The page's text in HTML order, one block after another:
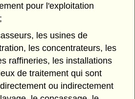
pour l'exploitation
les usines de
les concentrateurs, les
raffineries, les installations
de traitement qui sont
ou indirectement